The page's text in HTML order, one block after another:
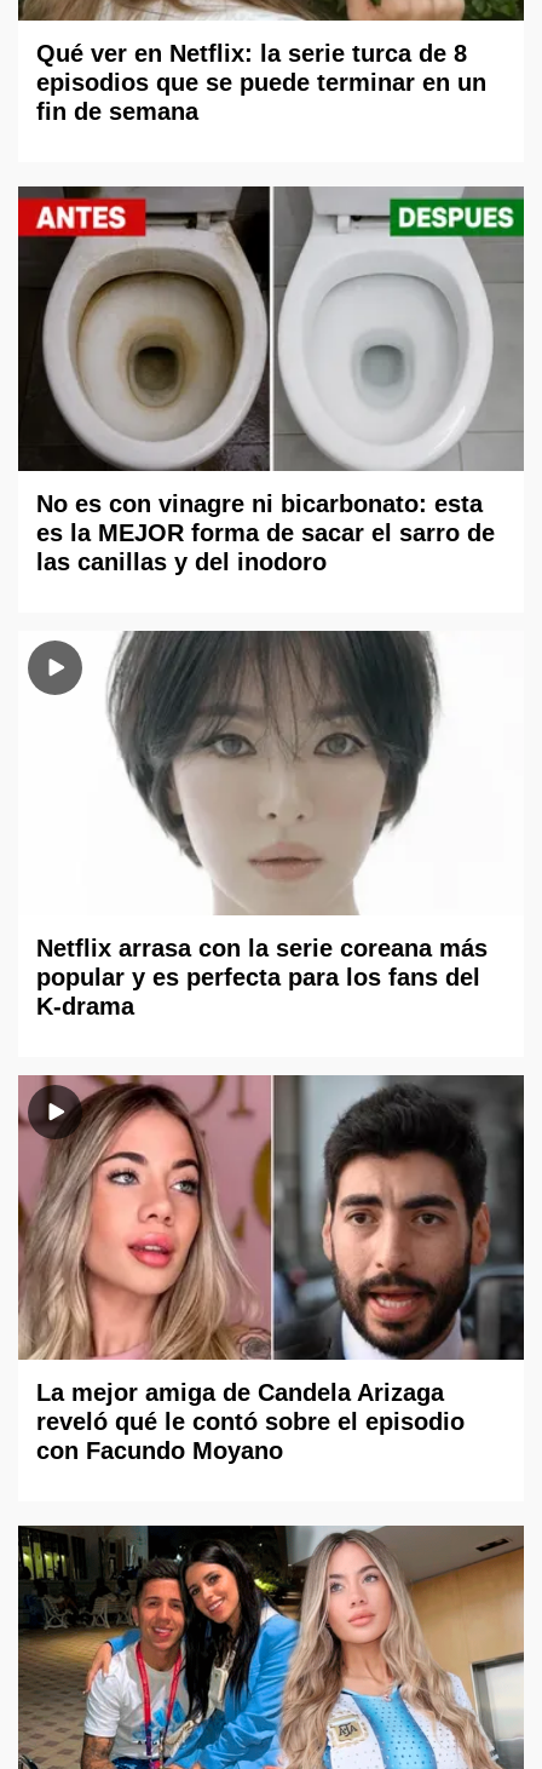
Qué ver en Netflix: la serie turca de 8
episodios que se puede terminar en un
fin de semana
No es con vinagre ni bicarbonato: esta
es la MEJOR forma de sacar el sarro de
las canillas y del inodoro
Netflix arrasa con la serie coreana más
popular y es perfecta para los fans del
K-drama
La mejor amiga de Candela Arizaga
reveló qué le contó sobre el episodio
con Facundo Moyano